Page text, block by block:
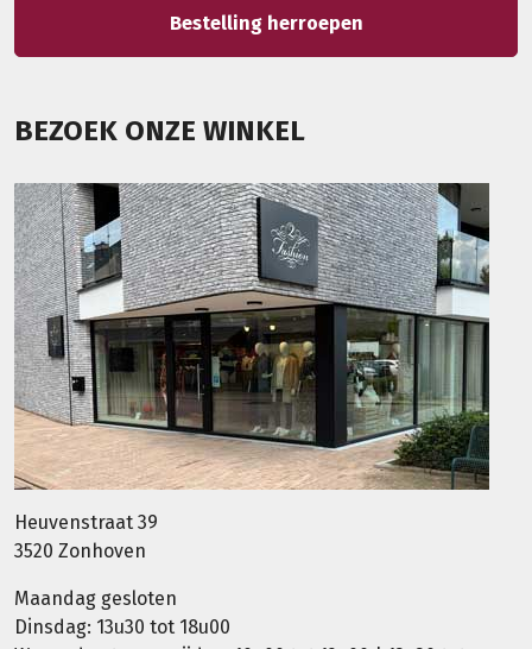
Bestelling herroepen
BEZOEK ONZE WINKEL
Heuvenstraat 39
3520 Zonhoven
Maandag gesloten
Dinsdag: 13u30 tot 18u00